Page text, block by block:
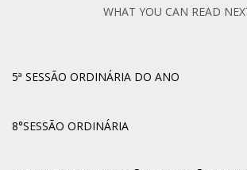
WHAT YOU CAN READ
5ª SESSÃO ORDINÁRIA DO ANO
8°SESSÃO ORDINÁRIA